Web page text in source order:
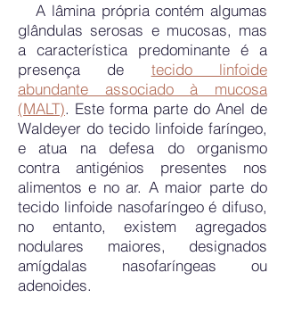
A lâmina própria contém algumas
glândulas serosas e mucosas, mas
a característica predominante é a
presença de tecido linfoide
abundante associado à mucosa
(MALT). Este forma parte do Anel de
Waldeyer do tecido linfoide faríngeo,
e atua na defesa do organismo
contra antigénios presentes nos
alimentos e no ar. A maior parte do
tecido linfoide nasofaríngeo é difuso,
no entanto, existem agregados
nodulares maiores, designados
amígdalas nasofaríngeas ou
adenoides.